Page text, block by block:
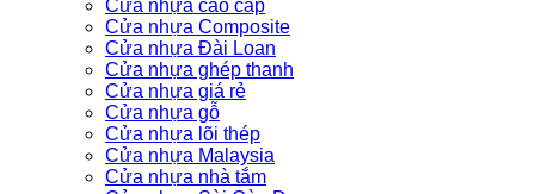
Cửa nhựa cao cấp
Cửa nhựa Composite
Cửa nhựa Đài Loan
Cửa nhựa ghép thanh
Cửa nhựa giá rẻ
Cửa nhựa gỗ
Cửa nhựa lõi thép
Cửa nhựa Malaysia
Cửa nhựa nhà tắm